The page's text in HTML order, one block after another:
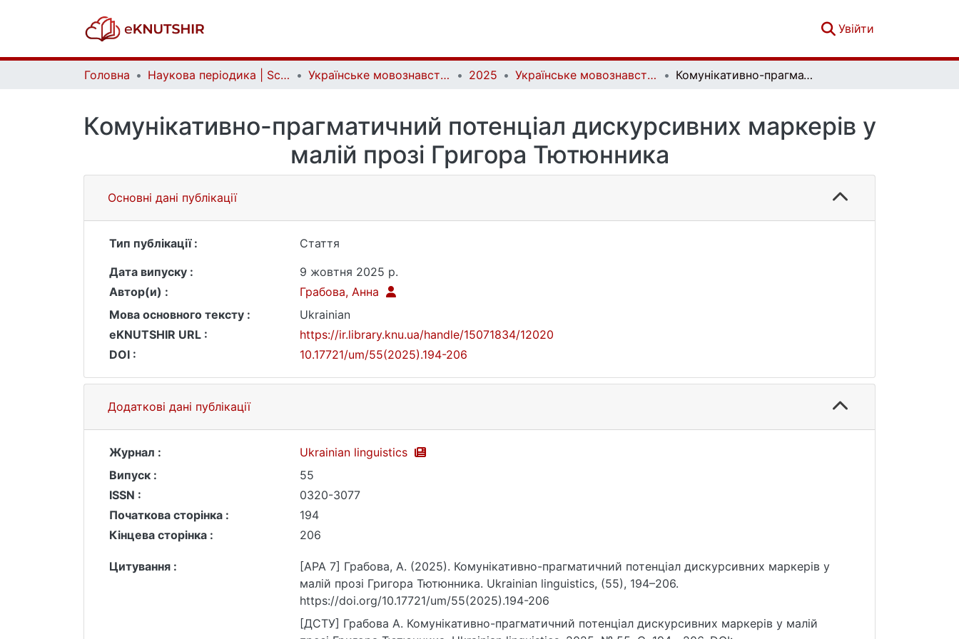
Увійти
Головна Наукова періодика | Scientific periodicals Українське мовознавство | Ukrainian linguistics 2025 Українське мовознавство. Випуск 1 (55) Комунікативно-прагматичний потенціал дискурсивних маркерів у малій прозі Григора Тютюнника
Комунікативно-прагматичний потенціал дискурсивних маркерів у
малій прозі Григора Тютюнника
Основні дані публікації
Тип публікації :
Стаття
Дата випуску :
9 жовтня 2025 р.
Автор(и) :
Грабова, Анна
Мова основного тексту :
Ukrainian
eKNUTSHIR URL :
https://ir.library.knu.ua/handle/15071834/12020
DOI :
10.17721/um/55(2025).194-206
Додаткові дані публікації
Журнал :
Ukrainian linguistics
Випуск :
55
ISSN :
0320-3077
Початкова сторінка :
194
Кінцева сторінка :
206
Цитування :
[APA 7] Грабова, А. (2025). Комунікативно-прагматичний потенціал дискурсивних маркерів у
малій прозі Григора Тютюнника. Ukrainian linguistics, (55), 194–206.
https://doi.org/10.17721/um/55(2025).194-206
[ДСТУ] Грабова А. Комунікативно-прагматичний потенціал дискурсивних маркерів у малій